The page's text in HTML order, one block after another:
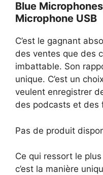
Blue
Microphone USB
C’est le gagnant
des ventes que des
imbattable. Son
unique. C’est un
veulent enregistrer
des podcasts et des
Pas de produit
Ce qui ressort le
c’est la manière